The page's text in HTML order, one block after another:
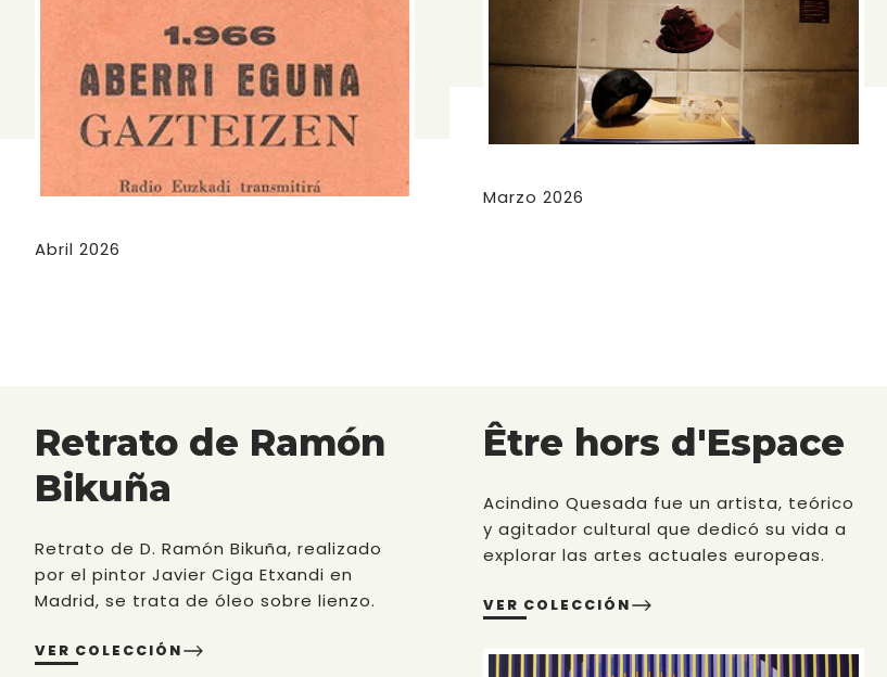
Abril 2026
Marzo 2026
Retrato de Ramón
Bikuña
Retrato de D. Ramón Bikuña, realizado
por el pintor Javier Ciga Etxandi en
Madrid, se trata de óleo sobre lienzo.
VER COLECCIÓN
Être hors d'Espace
Acindino Quesada fue un artista, teórico
y agitador cultural que dedicó su vida a
explorar las artes actuales europeas.
VER COLECCIÓN